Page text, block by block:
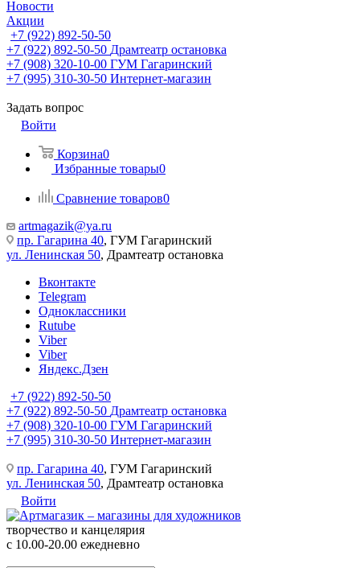
Новости
Акции
+7 (922) 892-50-50
+7 (922) 892-50-50 Драмтеатр остановка
+7 (908) 320-10-00 ГУМ Гагаринский
+7 (995) 310-30-50 Интернет-магазин
Задать вопрос
Войти
Корзина0
Избранные товары0
Сравнение товаров0
artmagazik@ya.ru
пр. Гагарина 40, ГУМ Гагаринский
ул. Ленинская 50, Драмтеатр остановка
Вконтакте
Telegram
Одноклассники
Rutube
Viber
Viber
Яндекс.Дзен
+7 (922) 892-50-50
+7 (922) 892-50-50 Драмтеатр остановка
+7 (908) 320-10-00 ГУМ Гагаринский
+7 (995) 310-30-50 Интернет-магазин
пр. Гагарина 40, ГУМ Гагаринский
ул. Ленинская 50, Драмтеатр остановка
Войти
творчество и канцелярия
с 10.00-20.00 ежедневно